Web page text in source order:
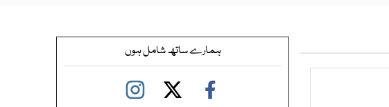
ہمارے ساتھ شامل ہوں